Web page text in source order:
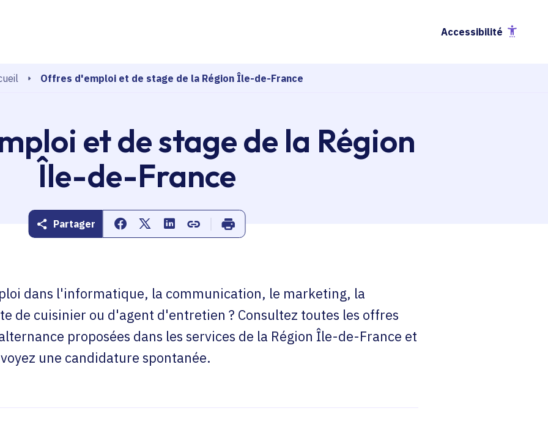
Accessibilité
Offres d'emploi et de stage de la Région Île-de-France
et de stage de la Région
Île-de-France
Partager Partager sur Facebook
Partager sur Twitter
Partager sur Linkedin
Copier dans le presse-papier
Imprimer
dans l'informatique, la communication, le marketing, la
de cuisinier ou d'agent d'entretien ? Consultez toutes les offres
proposées dans les services de la Région Île-de-France et
une candidature spontanée.